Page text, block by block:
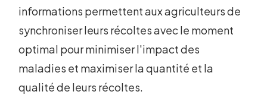
informations permettent aux agriculteurs de
synchroniser leurs récoltes avec le moment
optimal pour minimiser l'impact des
maladies et maximiser la quantité et la
qualité de leurs récoltes.